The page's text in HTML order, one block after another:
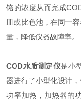
铬的浓度从而完成
皿或比色池，在同一
量，降低仪器故障率。
COD水质测定仪是小
器进行了小型化设计
功率加热，加热器的